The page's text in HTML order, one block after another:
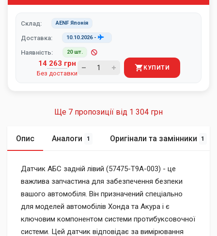
Склад: AENF Японія
Доставка: 10.10.2026-
Наявність: 20 шт.
14 263 грн
Без доставки
КУПИТИ
Ще 7 пропозиції від 1 304 грн
Опис Аналоги 1 Оригінали та замінники 1
Датчик АБС задній лівий (57475-T9A-003) - це
важлива запчастина для забезпечення безпеки
вашого автомобіля. Він призначений спеціально
для моделей автомобілів Хонда та Акура і є
ключовим компонентом системи протибуксовочної
системи. Цей датчик відповідає за вимірювання